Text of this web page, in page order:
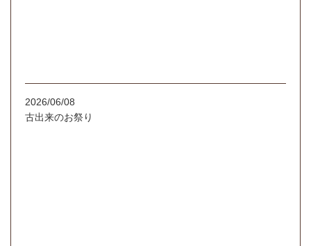
2026/06/08
古出来のお祭り